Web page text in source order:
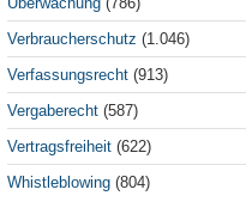
Verbraucherschutz (1.046)
Verfassungsrecht (913)
Vergaberecht (587)
Vertragsfreiheit (622)
Whistleblowing (804)